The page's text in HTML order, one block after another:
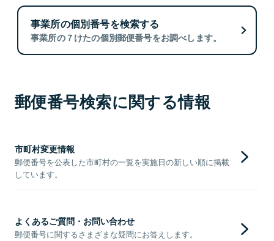
事業所の個別番号を検索する
事業所の７けたの個別郵便番号をお調べします。
郵便番号検索に関する情報
市町村変更情報
郵便番号を公表した市町村の一覧を実施日の新しい順に掲載
しています。
よくあるご質問・お問い合わせ
郵便番号に関するさまざまな疑問にお答えします。